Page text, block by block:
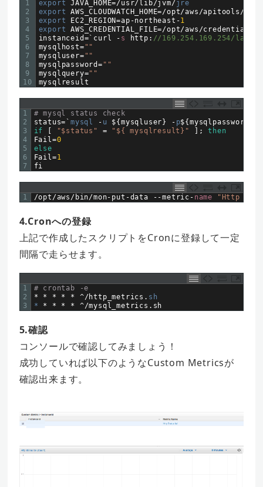
1
2
3
4
5
6
7
8
9
10
export JAVA_HOME=/usr/ lib/jvm/jre
export AWS_CLOUDWATCH_HOME=/opt/aws /apitools /
export
EC2_REGION=ap -northeast -1
export AWS_CREDENTIAL_FILE=/opt/aws /credential
instanceid = ` curl - s http : //169.254.169.254/
mysqlhost= ""
mysqluser= ""
mysqlpassword = ""
mysqlquery=""
mysqlresult
1
2
3
4
5
6
7
# mysql status check
status= `mysql - u ${ mysqluser } - p${ mysqlpassword
if
"$status" = "${ mysqlresult}" ;
then
Fail=0
else
Fail=1
fi
1 /opt /aws / bin/mon- put -data --metric - name "Http
4.Cronへの登録
上記で作成したスクリプトをCronに登録して一定
間隔で走らせます。
1
2
3
# crontab -e
*
* * * * ^/http_metrics . sh
*
* * * * ^/mysql_metrics . sh
5.確認
コンソールで確認してみましょう！
成功していれば以下のようなCustom Metricsが
確認出来ます。